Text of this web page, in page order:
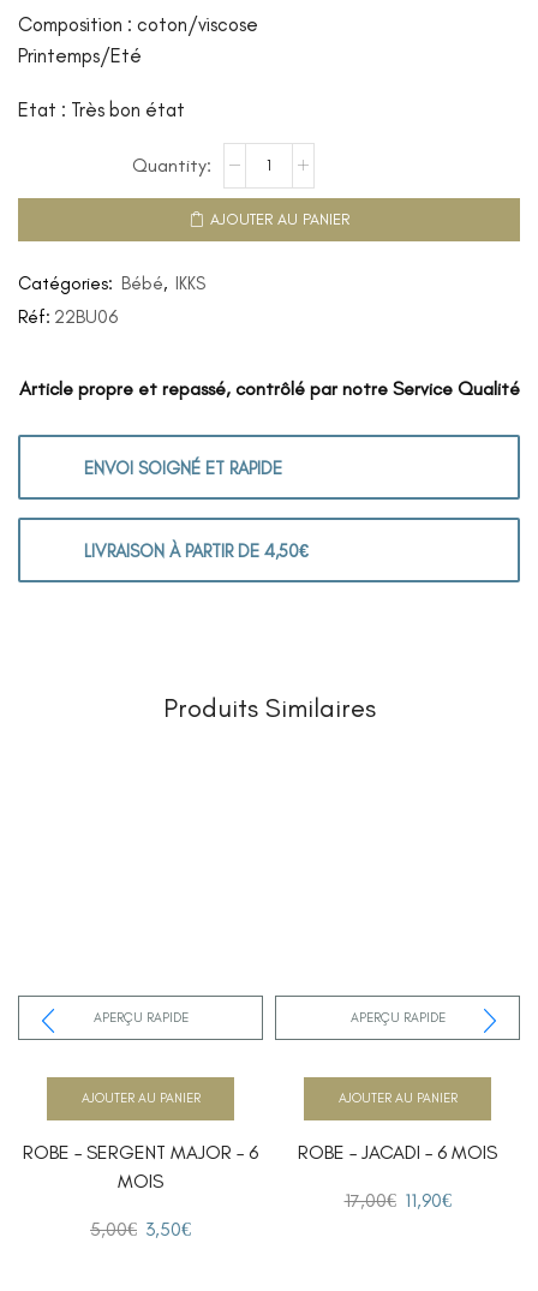
Composition : coton/viscose
Printemps/Eté
Etat : Très bon état
AJOUTER AU PANIER
Catégories: Bébé, IKKS
Réf: 22BU06
Article propre et repassé, contrôlé par notre Service Qualité
ENVOI SOIGNÉ ET RAPIDE
LIVRAISON À PARTIR DE 4,50€
Produits Similaires
APERÇU RAPIDE
ROBE – SERGENT MAJOR – 6
MOIS
5,00€ 3,50€
AJOUTER AU PANIER
APERÇU RAPIDE
ROBE – JACADI – 6 MOIS
17,00€ 11,90€
AJOUTER AU PANIER